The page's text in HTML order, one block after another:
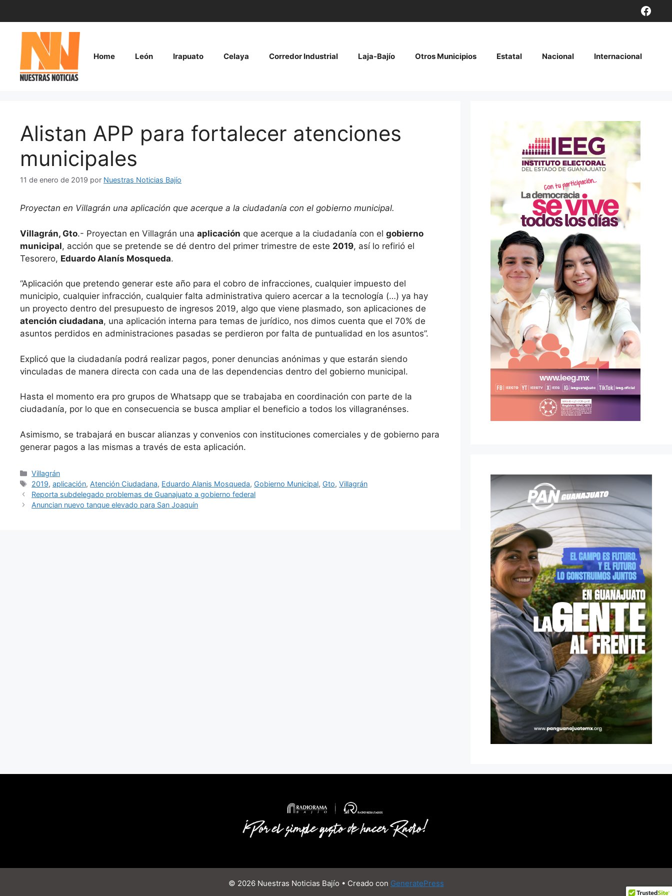
contenido
Home León Irapuato Celaya Corredor Industrial Laja-Bajío Otros Municipios Estatal Nacional Internacional
Alistan APP para fortalecer atenciones
municipales
11 de enero de 2019 por Nuestras Noticias Bajío
Proyectan en Villagrán una aplicación que acerque a la ciudadanía con el gobierno municipal.
Villagrán, Gto.- Proyectan en Villagrán una aplicación que acerque a la ciudadanía con el gobierno
municipal, acción que se pretende se dé dentro del primer trimestre de este 2019, así lo refirió el
Tesorero, Eduardo Alanís Mosqueda.
“Aplicación que pretendo generar este año para el cobro de infracciones, cualquier impuesto del
municipio, cualquier infracción, cualquier falta administrativa quiero acercar a la tecnología (…) ya hay
un proyecto dentro del presupuesto de ingresos 2019, algo que viene plasmado, son aplicaciones de
atención ciudadana, una aplicación interna para temas de jurídico, nos dimos cuenta que el 70% de
asuntos perdidos en administraciones pasadas se perdieron por falta de puntualidad en los asuntos”.
Explicó que la ciudadanía podrá realizar pagos, poner denuncias anónimas y que estarán siendo
vinculadas de manera directa con cada una de las dependencias dentro del gobierno municipal.
Hasta el momento era pro grupos de Whatsapp que se trabajaba en coordinación con parte de la
ciudadanía, por lo que en consecuencia se busca ampliar el beneficio a todos los villagranénses.
Asimismo, se trabajará en buscar alianzas y convenios con instituciones comerciales y de gobierno para
generar pagos a las mismas a través de esta aplicación.
Categorías
Villagrán
Etiquetas
2019,aplicación, Atención Ciudadana, Eduardo Alanis Mosqueda, Gobierno Municipal, Gto,Villagrán
Reporta subdelegado problemas de Guanajuato a gobierno federal
Anuncian nuevo tanque elevado para San Joaquín
© 2026 Nuestras Noticias Bajío • Creado con GeneratePress